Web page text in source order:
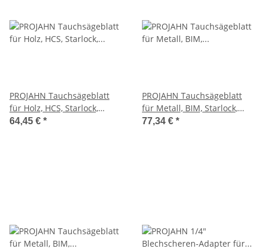
PROJAHN Tauchsägeblatt
für Holz, HCS, Starlock,
32mm x 50mm, 5 VE
64,45 € *
PROJAHN Tauchsägeblatt
für Metall, BIM, Starlock,
32mm x 30mm, 5 VE
77,34 € *